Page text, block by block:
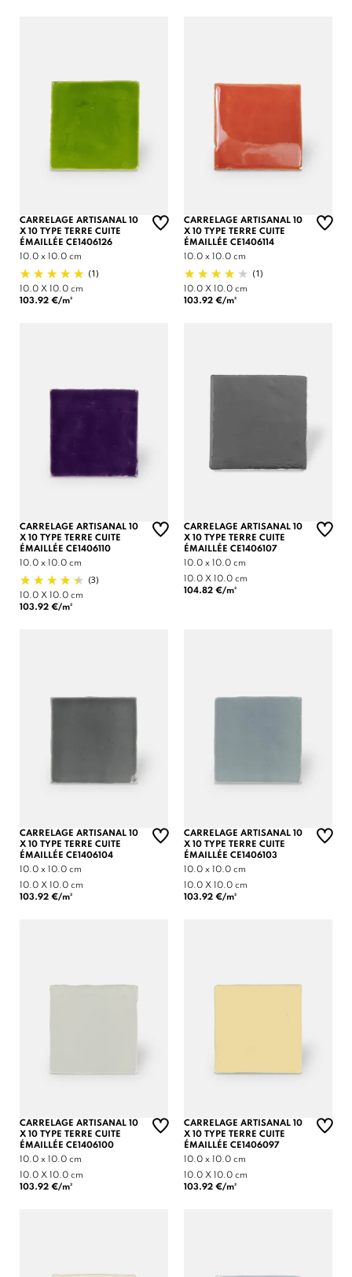
CARRELAGE ARTISANAL 10
X 10 TYPE TERRE CUITE
ÉMAILLÉE CE1406126
10.0 x 10.0 cm
(1)
10.0 X 10.0 cm
103.92 €/m²
CARRELAGE ARTISANAL 10
X 10 TYPE TERRE CUITE
ÉMAILLÉE CE1406114
10.0 x 10.0 cm
(1)
10.0 X 10.0 cm
103.92 €/m²
CARRELAGE ARTISANAL 10
X 10 TYPE TERRE CUITE
ÉMAILLÉE CE1406110
10.0 x 10.0 cm
(3)
10.0 X 10.0 cm
103.92 €/m²
CARRELAGE ARTISANAL 10
X 10 TYPE TERRE CUITE
ÉMAILLÉE CE1406107
10.0 x 10.0 cm
10.0 X 10.0 cm
104.82 €/m²
CARRELAGE ARTISANAL 10
X 10 TYPE TERRE CUITE
ÉMAILLÉE CE1406104
10.0 x 10.0 cm
10.0 X 10.0 cm
103.92 €/m²
CARRELAGE ARTISANAL 10
X 10 TYPE TERRE CUITE
ÉMAILLÉE CE1406103
10.0 x 10.0 cm
10.0 X 10.0 cm
103.92 €/m²
CARRELAGE ARTISANAL 10
X 10 TYPE TERRE CUITE
ÉMAILLÉE CE1406100
10.0 x 10.0 cm
10.0 X 10.0 cm
103.92 €/m²
CARRELAGE ARTISANAL 10
X 10 TYPE TERRE CUITE
ÉMAILLÉE CE1406097
10.0 x 10.0 cm
10.0 X 10.0 cm
103.92 €/m²